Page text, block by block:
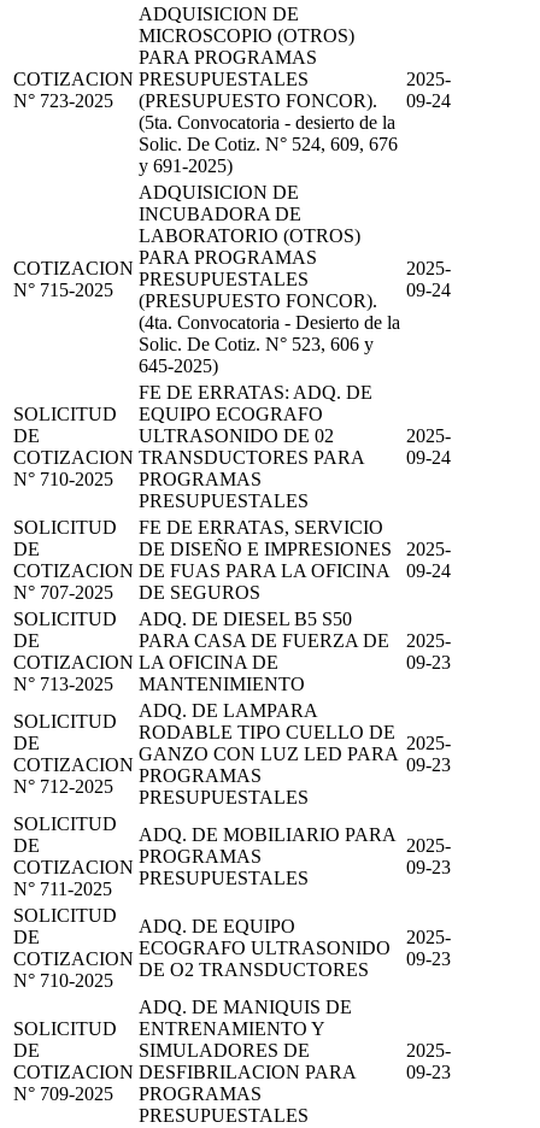
COTIZACION
N° 723-2025
ADQUISICION DE
MICROSCOPIO (OTROS)
PARA PROGRAMAS
PRESUPUESTALES
(PRESUPUESTO FONCOR).
(5ta. Convocatoria - desierto de la
Solic. De Cotiz. N° 524, 609, 676
y 691-2025)
2025-
09-24
COTIZACION
N° 715-2025
ADQUISICION DE
INCUBADORA DE
LABORATORIO (OTROS)
PARA PROGRAMAS
PRESUPUESTALES
(PRESUPUESTO FONCOR).
(4ta. Convocatoria - Desierto de la
Solic. De Cotiz. N° 523, 606 y
645-2025)
2025-
09-24
SOLICITUD
DE
COTIZACION
N° 710-2025
FE DE ERRATAS: ADQ. DE
EQUIPO ECOGRAFO
ULTRASONIDO DE 02
TRANSDUCTORES PARA
PROGRAMAS
PRESUPUESTALES
2025-
09-24
SOLICITUD
DE
COTIZACION
N° 707-2025
FE DE ERRATAS, SERVICIO
DE DISEÑO E IMPRESIONES
DE FUAS PARA LA OFICINA
DE SEGUROS
2025-
09-24
SOLICITUD
DE
COTIZACION
N° 713-2025
ADQ. DE DIESEL B5 S50
PARA CASA DE FUERZA DE
LA OFICINA DE
MANTENIMIENTO
2025-
09-23
SOLICITUD
DE
COTIZACION
N° 712-2025
ADQ. DE LAMPARA
RODABLE TIPO CUELLO DE
GANZO CON LUZ LED PARA
PROGRAMAS
PRESUPUESTALES
2025-
09-23
SOLICITUD
DE
COTIZACION
N° 711-2025
ADQ. DE MOBILIARIO PARA
PROGRAMAS
PRESUPUESTALES
2025-
09-23
SOLICITUD
DE
COTIZACION
N° 710-2025
ADQ. DE EQUIPO
ECOGRAFO ULTRASONIDO
DE O2 TRANSDUCTORES
2025-
09-23
SOLICITUD
DE
COTIZACION
N° 709-2025
ADQ. DE MANIQUIS DE
ENTRENAMIENTO Y
SIMULADORES DE
DESFIBRILACION PARA
PROGRAMAS
PRESUPUESTALES
2025-
09-23